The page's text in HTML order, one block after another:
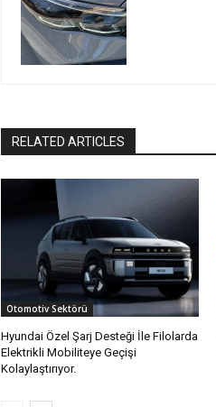
RELATED ARTICLES
Otomotiv Sektörü
Hyundai Özel Şarj Desteği İle Filolarda
Elektrikli Mobiliteye Geçişi
Kolaylaştırıyor.